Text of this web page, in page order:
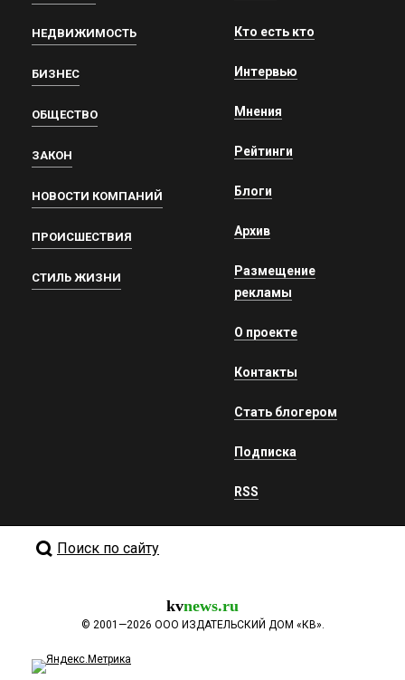
НЕДВИЖИМОСТЬ
БИЗНЕС
ОБЩЕСТВО
ЗАКОН
НОВОСТИ КОМПАНИЙ
ПРОИСШЕСТВИЯ
СТИЛЬ ЖИЗНИ
Кто есть кто
Интервью
Мнения
Рейтинги
Блоги
Архив
Размещение
рекламы
О проекте
Контакты
Стать блогером
Подписка
RSS
Поиск по сайту
kvnews.ru
© 2001—2026 ООО ИЗДАТЕЛЬСКИЙ ДОМ «КВ».